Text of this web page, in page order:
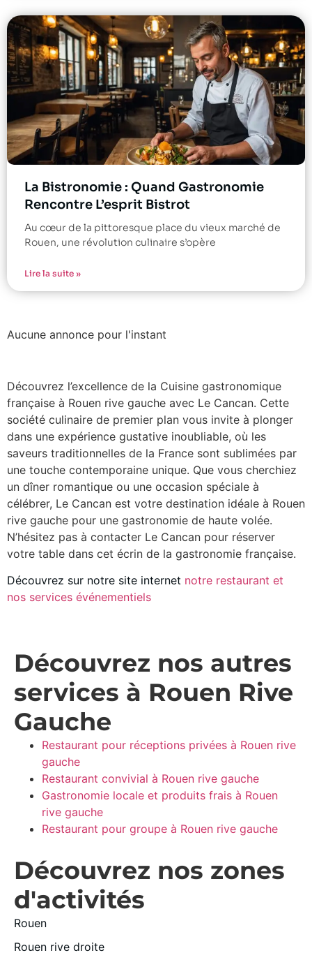
La Bistronomie : Quand Gastronomie
Rencontre L’esprit Bistrot
Au cœur de la pittoresque place du vieux marché de
Rouen, une révolution culinaire s’opère
Lire la suite »
Aucune annonce pour l'instant
Découvrez l’excellence de la Cuisine gastronomique
française à Rouen rive gauche avec Le Cancan. Cette
société culinaire de premier plan vous invite à plonger
dans une expérience gustative inoubliable, où les
saveurs traditionnelles de la France sont sublimées par
une touche contemporaine unique. Que vous cherchiez
un dîner romantique ou une occasion spéciale à
célébrer, Le Cancan est votre destination idéale à Rouen
rive gauche pour une gastronomie de haute volée.
N’hésitez pas à contacter Le Cancan pour réserver
votre table dans cet écrin de la gastronomie française.
Découvrez sur notre site internet notre restaurant et
nos services événementiels
Découvrez nos autres
services à Rouen Rive
Gauche
Restaurant pour réceptions privées à Rouen rive
gauche
Restaurant convivial à Rouen rive gauche
Gastronomie locale et produits frais à Rouen
rive gauche
Restaurant pour groupe à Rouen rive gauche
Découvrez nos zones
d'activités
Rouen
Rouen rive droite